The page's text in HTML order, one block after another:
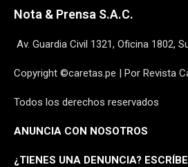
Nota & Prensa S.A.C.
Av. Guardia Civil 1321, Oficina 1802,
Copyright ©caretas.pe | Por Revista
Todos los derechos reservados
ANUNCIA CON NOSOTROS
¿TIENES UNA DENUNCIA?